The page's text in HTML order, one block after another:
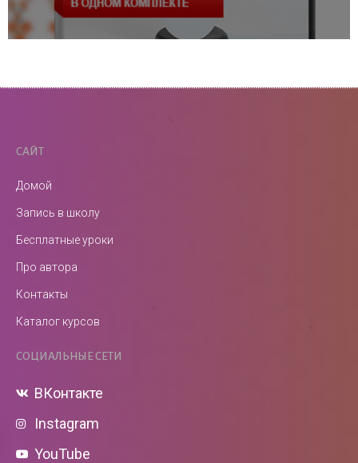
САЙТ
Домой
Запись в школу
Бесплатные уроки
Про автора
Контакты
Каталог курсов
СОЦИАЛЬНЫЕ СЕТИ
ВКонтакте
Instagram
YouTube